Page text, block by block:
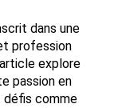
dans une
profession
explore
passion en
défis comme